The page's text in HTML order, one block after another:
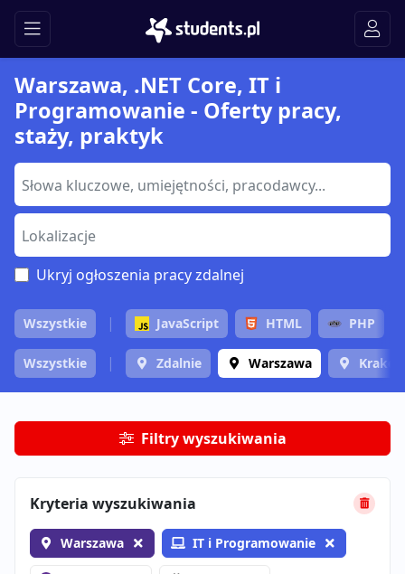
Warszawa, .NET Core, IT i
Programowanie - Oferty pracy,
staży, praktyk
Ukryj ogłoszenia pracy zdalnej
Wszystkie JavaScript HTML PHP
Wszystkie Zdalnie Warszawa
Filtry wyszukiwania
Kryteria wyszukiwania
Warszawa IT i Programowanie